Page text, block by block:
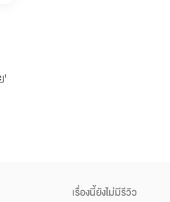
'
เรื่องนี้ยังไม่มีรีวิว